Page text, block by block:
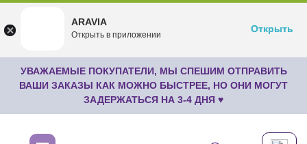
undefined
Бесплатноru.aravia.new
Открыть
УВАЖАЕМЫЕ ПОКУПАТЕЛИ, МЫ СПЕШИМ ОТПРАВИТЬ
ВАШИ ЗАКАЗЫ КАК МОЖНО БЫСТРЕЕ, НО ОНИ МОГУТ
ЗАДЕРЖАТЬСЯ НА 3-4 ДНЯ ♥
ARAVIA
Открыть в приложении
Открыть